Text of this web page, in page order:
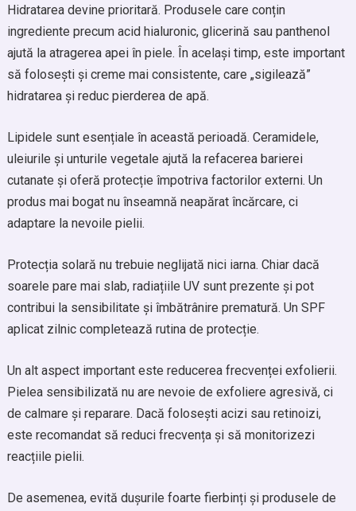
Hidratarea devine prioritară. Produsele care conțin
ingrediente precum acid hialuronic, glicerină sau panthenol
ajută la atragerea apei în piele. În același timp, este important
să folosești și creme mai consistente, care „sigilează”
hidratarea și reduc pierderea de apă.
Lipidele sunt esențiale în această perioadă. Ceramidele,
uleiurile și unturile vegetale ajută la refacerea barierei
cutanate și oferă protecție împotriva factorilor externi. Un
produs mai bogat nu înseamnă neapărat încărcare, ci
adaptare la nevoile pielii.
Protecția solară nu trebuie neglijată nici iarna. Chiar dacă
soarele pare mai slab, radiațiile UV sunt prezente și pot
contribui la sensibilitate și îmbătrânire prematură. Un SPF
aplicat zilnic completează rutina de protecție.
Un alt aspect important este reducerea frecvenței exfolierii.
Pielea sensibilizată nu are nevoie de exfoliere agresivă, ci
de calmare și reparare. Dacă folosești acizi sau retinoizi,
este recomandat să reduci frecvența și să monitorizezi
reacțiile pielii.
De asemenea, evită dușurile foarte fierbinți și produsele de